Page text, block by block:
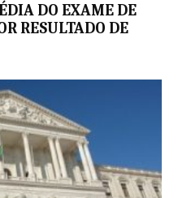
DO EXAME DE
RESULTADO DE